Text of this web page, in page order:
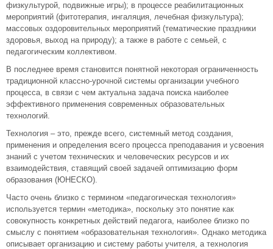
физкультурой, подвижные игры); в процессе реабилитационных
мероприятий (фитотерапия, ингаляция, лечебная физкультура);
массовых оздоровительных мероприятий (тематические праздники
здоровья, выход на природу); а также в работе с семьей, с
педагогическим коллективом.
В последнее время становится понятной некоторая ограниченность
традиционной классно-урочной системы организации учебного
процесса, в связи с чем актуальна задача поиска наиболее
эффективного применения современных образовательных
технологий.
Технология – это, прежде всего, системный метод создания,
применения и определения всего процесса преподавания и усвоения
знаний с учетом технических и человеческих ресурсов и их
взаимодействия, ставящий своей задачей оптимизацию форм
образования (ЮНЕСКО).
Часто очень близко с термином «педагогическая технология»
используется термин «методика», поскольку это понятие как
совокупность конкретных действий педагога, наиболее близко по
смыслу с понятием «образовательная технология». Однако методика
описывает организацию и систему работы учителя, а технология